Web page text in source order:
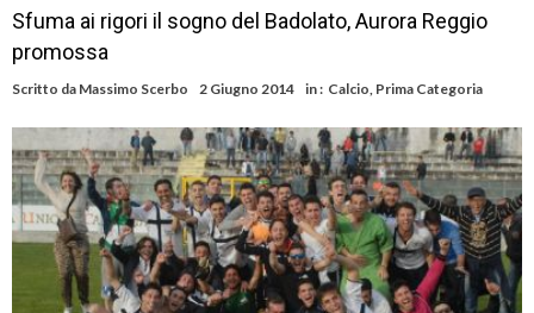
Sfuma ai rigori il sogno del Badolato, Aurora Reggio
promossa
Scritto da Massimo Scerbo 2 Giugno 2014 in : Calcio, Prima Categoria